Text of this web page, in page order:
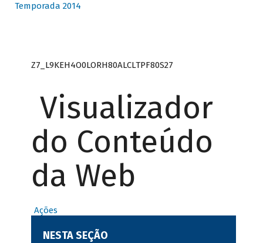
Temporada 2014
Z7_L9KEH4O0LORH80ALCLTPF80S27
Visualizador
do Conteúdo
da Web
Ações
NESTA SEÇÃO